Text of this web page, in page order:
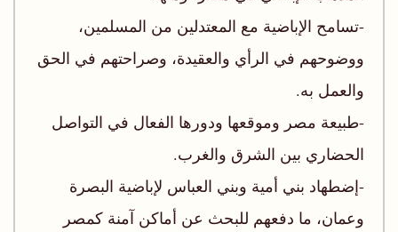
-تسامح الإباضية مع المعتدلين من المسلمين،
ووضوحهم في الرأي والعقيدة، وصراحتهم في الحق
والعمل به.
-طبيعة مصر وموقعها ودورها الفعال في التواصل
الحضاري بين الشرق والغرب.
-إضطهاد بني أمية وبني العباس لإباضية البصرة
وعمان، ما دفعهم للبحث عن أماكن آمنة كمصر